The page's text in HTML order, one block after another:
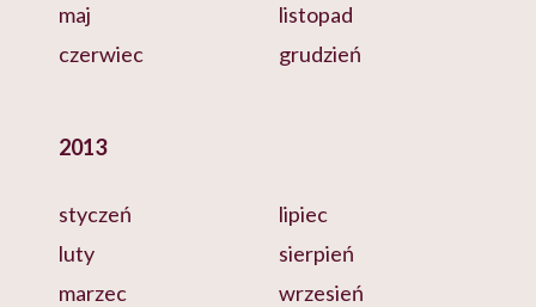
maj
czerwiec
listopad
grudzień
2013
styczeń
luty
marzec
lipiec
sierpień
wrzesień